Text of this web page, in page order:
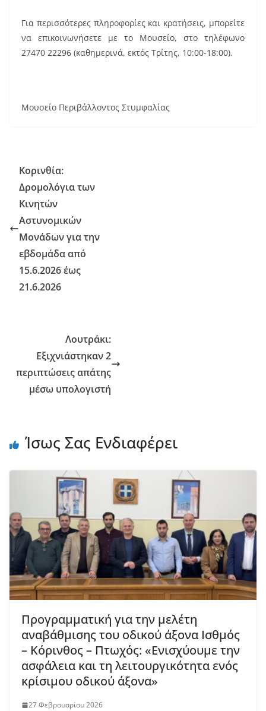
Για περισσότερες πληροφορίες και κρατήσεις, μπορείτε
να επικοινωνήσετε με το Μουσείο, στο τηλέφωνο
27470 22296 (καθημερινά, εκτός Τρίτης, 10:00-18:00).
Μουσείο Περιβάλλοντος Στυμφαλίας
Κορινθία:
Δρομολόγια των
Κινητών
Αστυνομικών
Μονάδων για την
εβδομάδα από
15.6.2026 έως
21.6.2026
Λουτράκι:
Εξιχνιάστηκαν 2
περιπτώσεις απάτης
μέσω υπολογιστή
Ίσως Σας Ενδιαφέρει
Προγραμματική για την μελέτη
αναβάθμισης του οδικού άξονα Ισθμός
– Κόρινθος – Πτωχός: «Ενισχύουμε την
ασφάλεια και τη λειτουργικότητα ενός
κρίσιμου οδικού άξονα»
27 Φεβρουαρίου 2026